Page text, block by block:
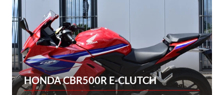
HONDA CBR500R E-CLUTCH